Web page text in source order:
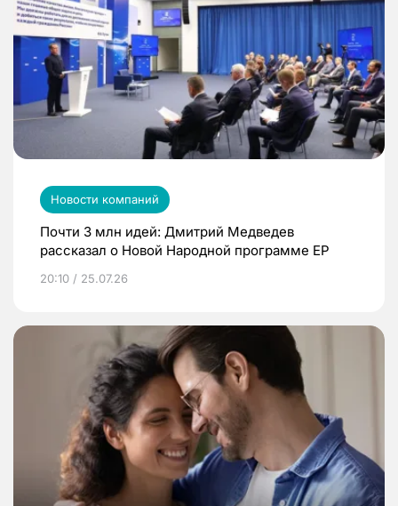
Новости компаний
Почти 3 млн идей: Дмитрий Медведев
рассказал о Новой Народной программе ЕР
20:10 / 25.07.26